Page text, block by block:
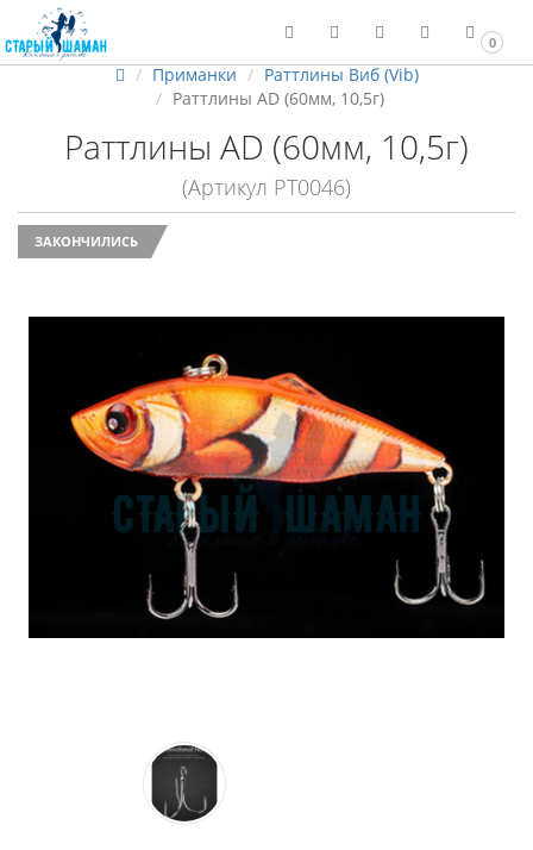
0
Приманки
Раттлины Виб (Vib)
Раттлины AD (60мм, 10,5г)
Раттлины AD (60мм, 10,5г)
(Артикул РТ0046)
ЗАКОНЧИЛИСЬ